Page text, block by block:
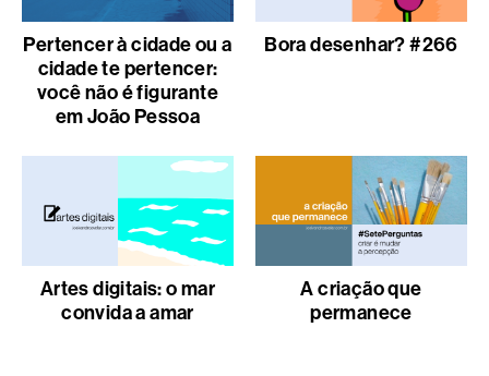
Pertencer à cidade ou a
cidade te pertencer:
você não é figurante
em João Pessoa
Bora desenhar? #266
Artes digitais: o mar
convida a amar
A criação que
permanece